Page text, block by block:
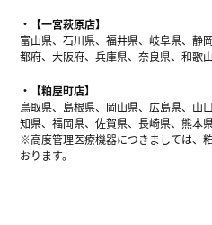
【一宮萩原店】
富山県、石川県、福井県、岐阜県、静
都府、大阪府、兵庫県、奈良県、和歌
【粕屋町店】
鳥取県、島根県、岡山県、広島県、山
知県、福岡県、佐賀県、長崎県、熊本
※高度管理医療機器につきましては、
おります。